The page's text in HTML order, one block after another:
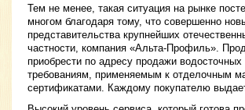
Тем не менее, такая ситуация на рынке
многом благодаря тому, что совершенно
представительства крупнейших
частности, компания «Альта-Профиль».
приобрести по адресу продажи
требованиям, применяемым к отделочным
сертификатами. Каждому покупателю